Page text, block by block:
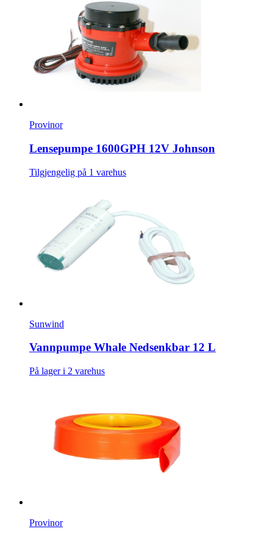
Provinor
Lensepumpe 1600GPH 12V Johnson
Tilgjengelig på 1 varehus
Sunwind
Vannpumpe Whale Nedsenkbar 12 L
På lager i 2 varehus
Provinor